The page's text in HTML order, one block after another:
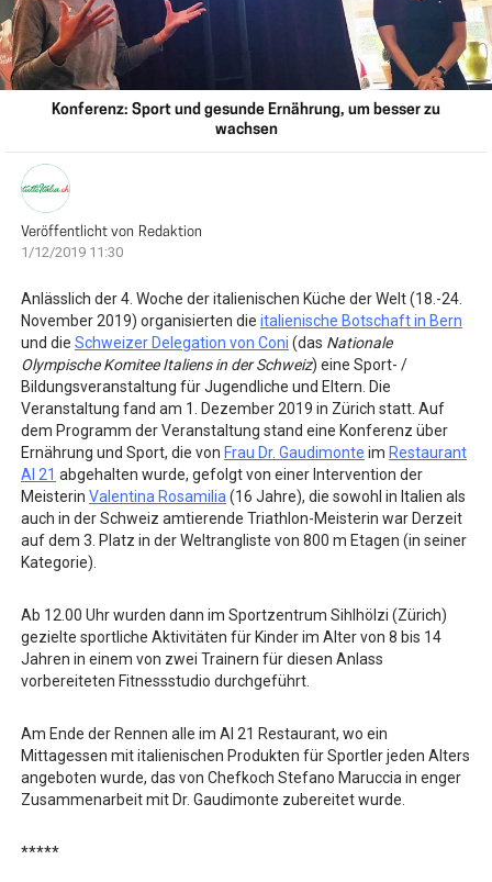
Konferenz: Sport und gesunde Ernährung, um besser zu
wachsen
Veröffentlicht von Redaktion
1/12/2019 11:30
Anlässlich der 4. Woche der italienischen Küche der Welt (18.-24.
November 2019) organisierten die italienische Botschaft in Bern
und die Schweizer Delegation von Coni (das Nationale
Olympische Komitee Italiens in der Schweiz) eine Sport- /
Bildungsveranstaltung für Jugendliche und Eltern. Die
Veranstaltung fand am 1. Dezember 2019 in Zürich statt. Auf
dem Programm der Veranstaltung stand eine Konferenz über
Ernährung und Sport, die von Frau Dr. Gaudimonte im Restaurant
Al 21 abgehalten wurde, gefolgt von einer Intervention der
Meisterin Valentina Rosamilia (16 Jahre), die sowohl in Italien als
auch in der Schweiz amtierende Triathlon-Meisterin war Derzeit
auf dem 3. Platz in der Weltrangliste von 800 m Etagen (in seiner
Kategorie).
Ab 12.00 Uhr wurden dann im Sportzentrum Sihlhölzi (Zürich)
gezielte sportliche Aktivitäten für Kinder im Alter von 8 bis 14
Jahren in einem von zwei Trainern für diesen Anlass
vorbereiteten Fitnessstudio durchgeführt.
Am Ende der Rennen alle im Al 21 Restaurant, wo ein
Mittagessen mit italienischen Produkten für Sportler jeden Alters
angeboten wurde, das von Chefkoch Stefano Maruccia in enger
Zusammenarbeit mit Dr. Gaudimonte zubereitet wurde.
*****